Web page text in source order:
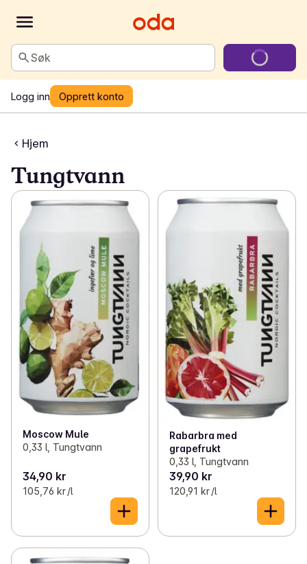
Søk
Logg inn Opprett konto
Hjem
Tungtvann
Moscow Mule
0,33 l, Tungtvann
34,90 kr
105,76 kr /l
Rabarbra med
grapefrukt
0,33 l, Tungtvann
39,90 kr
120,91 kr /l